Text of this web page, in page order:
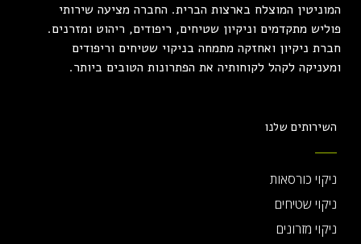
המוניטין המוצלח בארצות הברית. החברה מציעה שירותי
פוליש מתקדמים וניקיון שטיחים, ריפודים, ריהוט ומזרנים.
חברת ניקיון ואחזקה מתמחה בניקוי שטיחים וריפודים
ומעניקה לקהל לקוחותיה את הפתרונות הטובים ביותר.
השירותים שלנו
ניקוי כורסאות
ניקוי שטיחים
ניקוי מזרונים